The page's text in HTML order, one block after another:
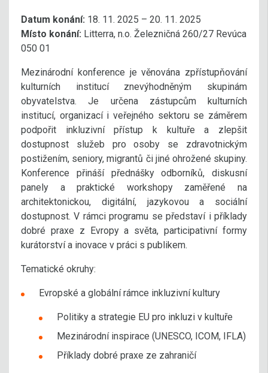
Datum konání: 18. 11. 2025 – 20. 11. 2025
Místo konání: Litterra, n.o. Železničná 260/27 Revúca
050 01
Mezinárodní konference je věnována zpřístupňování
kulturních institucí znevýhodněným skupinám
obyvatelstva. Je určena zástupcům kulturních
institucí, organizací i veřejného sektoru se záměrem
podpořit inkluzivní přístup k kultuře a zlepšit
dostupnost služeb pro osoby se zdravotnickým
postižením, seniory, migrantů či jiné ohrožené skupiny.
Konference přináší přednášky odborníků, diskusní
panely a praktické workshopy zaměřené na
architektonickou, digitální, jazykovou a sociální
dostupnost. V rámci programu se představí i příklady
dobré praxe z Evropy a světa, participativní formy
kurátorství a inovace v práci s publikem.
Tematické okruhy:
Evropské a globální rámce inkluzivní kultury
Politiky a strategie EU pro inkluzi v kultuře
Mezinárodní inspirace (UNESCO, ICOM, IFLA)
Příklady dobré praxe ze zahraničí